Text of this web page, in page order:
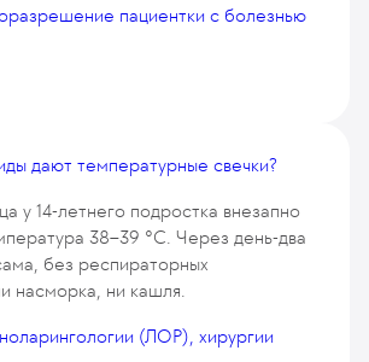
пациентки с болезнью
дают температурные свечки?
у 14-летнего подростка внезапно
38–39 °C. Через день-два
без респираторных
насморка, ни кашля.
(ЛОР), хирургии